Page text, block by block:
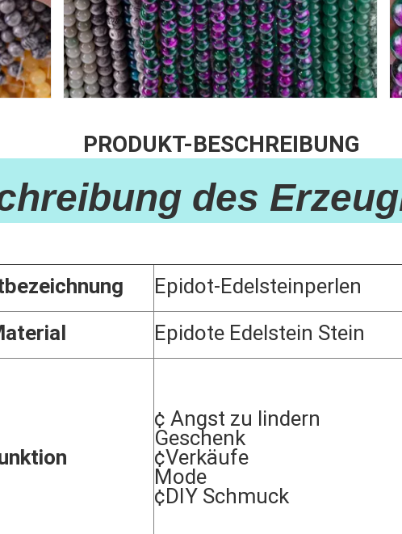
PRODUKT-BESCHREIBUNG
des
Epidot-Edelsteinperlen
Epidote Edelstein Stein
¢ Angst zu lindern
Geschenk
¢Verkäufe
Mode
¢DIY Schmuck